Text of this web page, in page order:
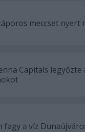
meccset nyert
Capitals legyőzte
fagy a víz